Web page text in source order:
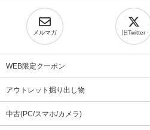
メルマガ 旧Twitter
WEB限定クーポン
アウトレット掘り出し物
中古(PC/スマホ/カメラ)